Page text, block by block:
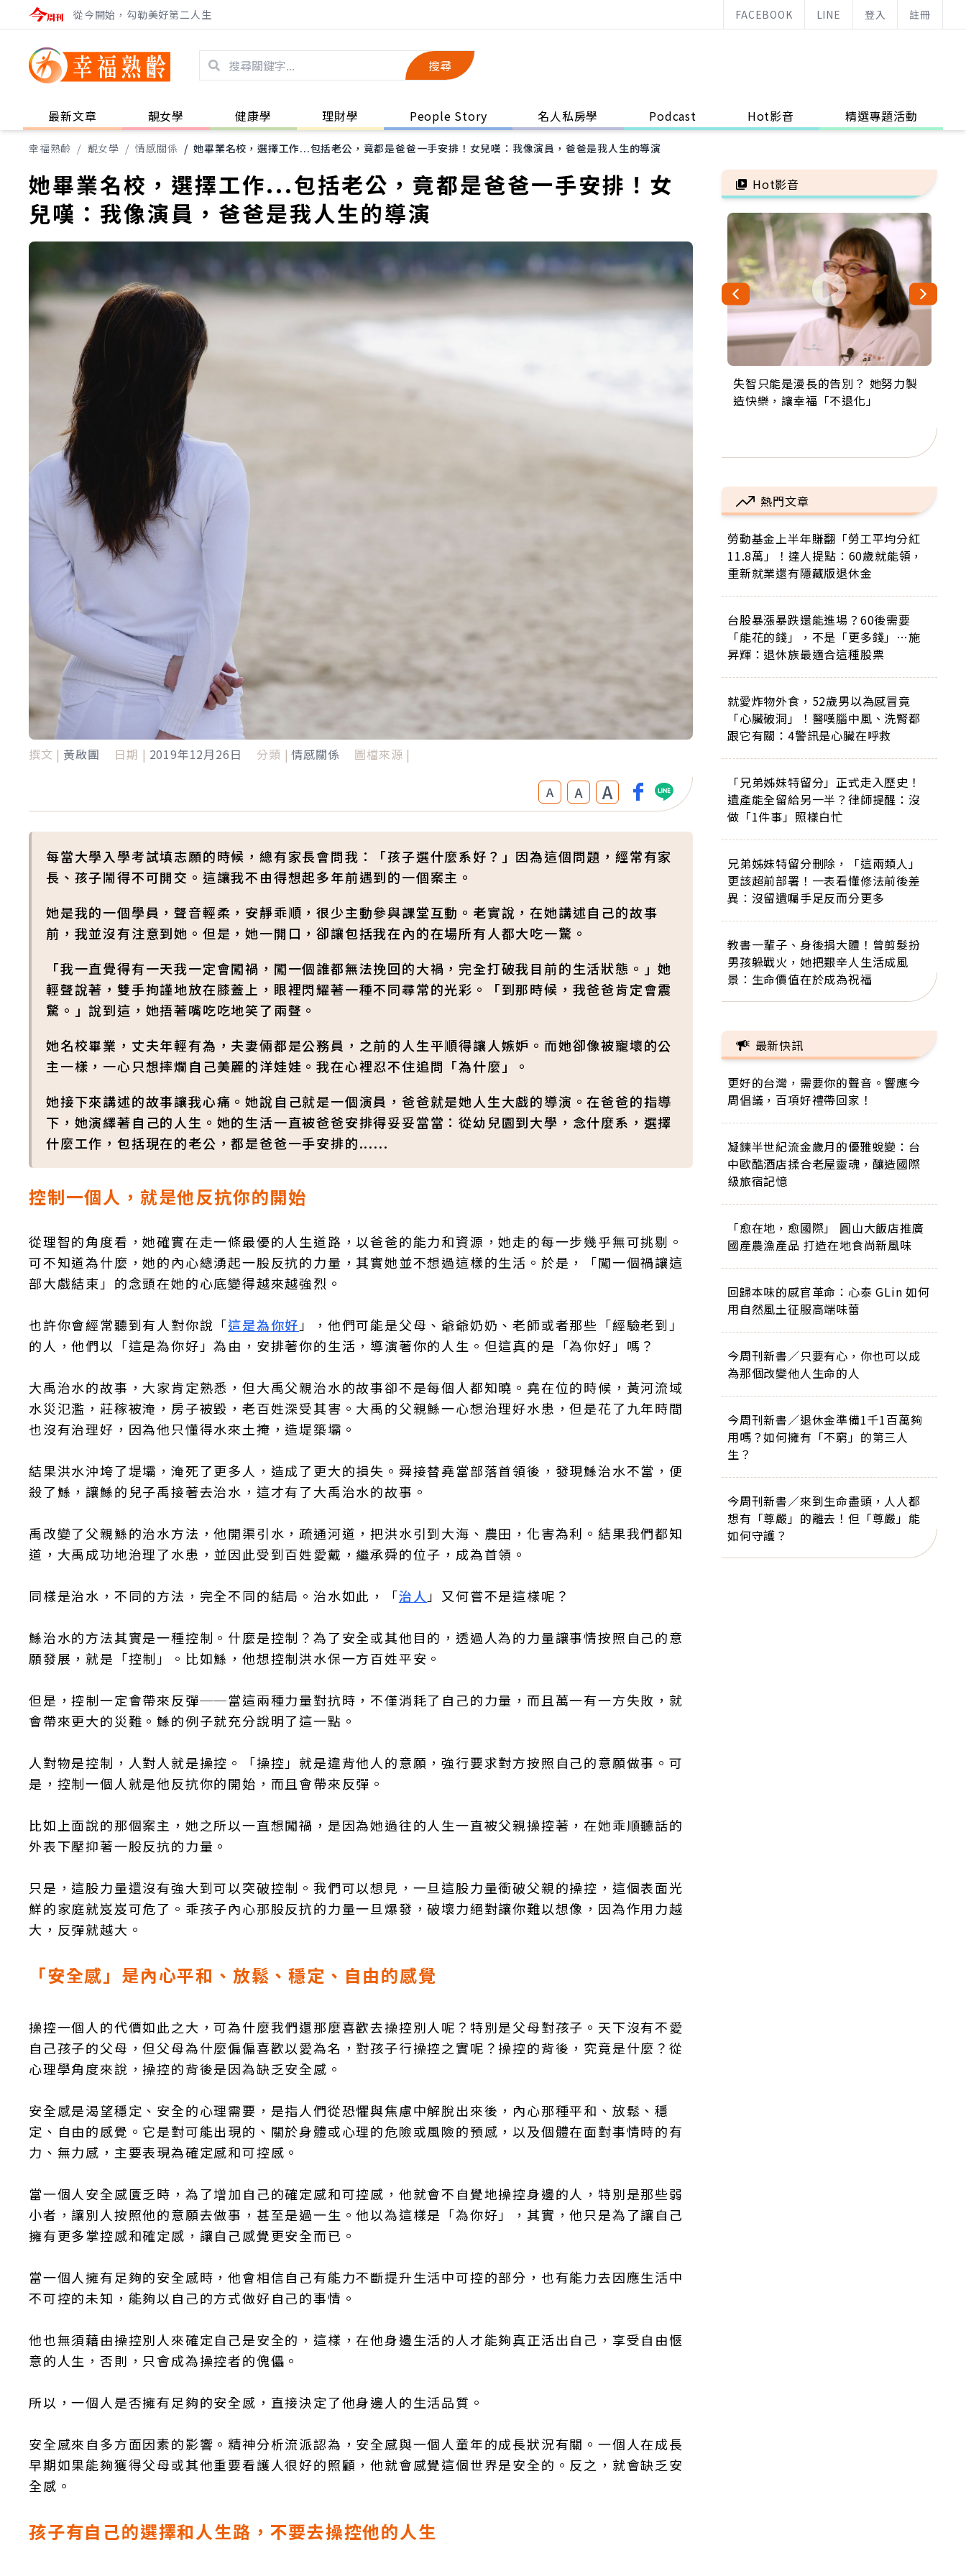
從今開始，勾勒美好第二人生 FACEBOOK LINE 登入 註冊
搜尋
最新文章 靚女學 健康學 理財學 People Story 名人私房學 Podcast Hot影音 精選專題活動
幸福熟齡 / 靚女學 / 情感關係 / 她畢業名校，選擇工作...包括老公，竟都是爸爸一手安排！女兒嘆：我像演員，爸爸是我人生的導演
她畢業名校，選擇工作...包括老公，竟都是爸爸一手安排！女
兒嘆：我像演員，爸爸是我人生的導演
撰文 | 黃啟團 日期 | 2019年12月26日 分類 | 情感關係 圖檔來源 |
A A A
每當大學入學考試填志願的時候，總有家長會問我：「孩子選什麼系好？」因為這個問題，經常有家
長、孩子鬧得不可開交。這讓我不由得想起多年前遇到的一個案主。
她是我的一個學員，聲音輕柔，安靜乖順，很少主動參與課堂互動。老實說，在她講述自己的故事
前，我並沒有注意到她。但是，她一開口，卻讓包括我在內的在場所有人都大吃一驚。
「我一直覺得有一天我一定會闖禍，闖一個誰都無法挽回的大禍，完全打破我目前的生活狀態。」她
輕聲說著，雙手拘謹地放在膝蓋上，眼裡閃耀著一種不同尋常的光彩。「到那時候，我爸爸肯定會震
驚。」說到這，她捂著嘴吃吃地笑了兩聲。
她名校畢業，丈夫年輕有為，夫妻倆都是公務員，之前的人生平順得讓人嫉妒。而她卻像被寵壞的公
主一樣，一心只想摔爛自己美麗的洋娃娃。我在心裡忍不住追問「為什麼」。
她接下來講述的故事讓我心痛。她說自己就是一個演員，爸爸就是她人生大戲的導演。在爸爸的指導
下，她演繹著自己的人生。她的生活一直被爸爸安排得妥妥當當：從幼兒園到大學，念什麼系，選擇
什麼工作，包括現在的老公，都是爸爸一手安排的......
控制一個人，就是他反抗你的開始
從理智的角度看，她確實在走一條最優的人生道路，以爸爸的能力和資源，她走的每一步幾乎無可挑剔。
可不知道為什麼，她的內心總湧起一股反抗的力量，其實她並不想過這樣的生活。於是，「闖一個禍讓這
部大戲結束」的念頭在她的心底變得越來越強烈。
也許你會經常聽到有人對你說「這是為你好 」，他們可能是父母、爺爺奶奶、老師或者那些「經驗老到」
的人，他們以「這是為你好」為由，安排著你的生活，導演著你的人生。但這真的是「為你好」嗎？
大禹治水的故事，大家肯定熟悉，但大禹父親治水的故事卻不是每個人都知曉。堯在位的時候，黃河流域
水災氾濫，莊稼被淹，房子被毀，老百姓深受其害。大禹的父親鯀一心想治理好水患，但是花了九年時間
也沒有治理好，因為他只懂得水來土掩，造堤築壩。
結果洪水沖垮了堤壩，淹死了更多人，造成了更大的損失。舜接替堯當部落首領後，發現鯀治水不當，便
殺了鯀，讓鯀的兒子禹接著去治水，這才有了大禹治水的故事。
禹改變了父親鯀的治水方法，他開渠引水，疏通河道，把洪水引到大海、農田，化害為利。結果我們都知
道，大禹成功地治理了水患，並因此受到百姓愛戴，繼承舜的位子，成為首領。
同樣是治水，不同的方法，完全不同的結局。治水如此，「治人 」又何嘗不是這樣呢？
鯀治水的方法其實是一種控制。什麼是控制？為了安全或其他目的，透過人為的力量讓事情按照自己的意
願發展，就是「控制」。比如鯀，他想控制洪水保一方百姓平安。
但是，控制一定會帶來反彈──當這兩種力量對抗時，不僅消耗了自己的力量，而且萬一有一方失敗，就
會帶來更大的災難。鯀的例子就充分說明了這一點。
人對物是控制，人對人就是操控。「操控」就是違背他人的意願，強行要求對方按照自己的意願做事。可
是，控制一個人就是他反抗你的開始，而且會帶來反彈。
比如上面說的那個案主，她之所以一直想闖禍，是因為她過往的人生一直被父親操控著，在她乖順聽話的
外表下壓抑著一股反抗的力量。
只是，這股力量還沒有強大到可以突破控制。我們可以想見，一旦這股力量衝破父親的操控，這個表面光
鮮的家庭就岌岌可危了。乖孩子內心那股反抗的力量一旦爆發，破壞力絕對讓你難以想像，因為作用力越
大，反彈就越大。
「安全感」是內心平和、放鬆、穩定、自由的感覺
操控一個人的代價如此之大，可為什麼我們還那麼喜歡去操控別人呢？特別是父母對孩子。天下沒有不愛
自己孩子的父母，但父母為什麼偏偏喜歡以愛為名，對孩子行操控之實呢？操控的背後，究竟是什麼？從
心理學角度來說，操控的背後是因為缺乏安全感。
安全感是渴望穩定、安全的心理需要，是指人們從恐懼與焦慮中解脫出來後，內心那種平和、放鬆、穩
定、自由的感覺。它是對可能出現的、關於身體或心理的危險或風險的預感，以及個體在面對事情時的有
力、無力感，主要表現為確定感和可控感。
當一個人安全感匱乏時，為了增加自己的確定感和可控感，他就會不自覺地操控身邊的人，特別是那些弱
小者，讓別人按照他的意願去做事，甚至是過一生。他以為這樣是「為你好」，其實，他只是為了讓自己
擁有更多掌控感和確定感，讓自己感覺更安全而已。
當一個人擁有足夠的安全感時，他會相信自己有能力不斷提升生活中可控的部分，也有能力去因應生活中
不可控的未知，能夠以自己的方式做好自己的事情。
他也無須藉由操控別人來確定自己是安全的，這樣，在他身邊生活的人才能夠真正活出自己，享受自由愜
意的人生，否則，只會成為操控者的傀儡。
所以，一個人是否擁有足夠的安全感，直接決定了他身邊人的生活品質。
安全感來自多方面因素的影響。精神分析流派認為，安全感與一個人童年的成長狀況有關。一個人在成長
早期如果能夠獲得父母或其他重要看護人很好的照顧，他就會感覺這個世界是安全的。反之，就會缺乏安
全感。
孩子有自己的選擇和人生路，不要去操控他的人生
Hot影音
失智只能是漫長的告別？ 她努力製
造快樂，讓幸福「不退化」
來自剛果的巧克力神父 為台灣奉獻
36年 「台灣是我的家，我連作夢都
63歲卸矽谷副總、搬回台灣找快
樂！「蛋黃哥小丑」走進安養院，
104歲打破金氏世界紀錄 成為全球
最年長羽球選手，分享長壽的秘密
事業巔峰他選擇追夢…黑手阿伯拉
小提琴還登上小巨蛋！連CNN都大
熱門文章
勞動基金上半年賺翻「勞工平均分紅
11.8萬」！達人提點：60歲就能領，
重新就業還有隱藏版退休金
台股暴漲暴跌還能進場？60後需要
「能花的錢」，不是「更多錢」…施
昇輝：退休族最適合這種股票
就愛炸物外食，52歲男以為感冒竟
「心臟破洞」！醫嘆腦中風、洗腎都
跟它有關：4警訊是心臟在呼救
「兄弟姊妹特留分」正式走入歷史！
遺產能全留給另一半？律師提醒：沒
做「1件事」照樣白忙
兄弟姊妹特留分刪除，「這兩類人」
更該超前部署！一表看懂修法前後差
異：沒留遺囑手足反而分更多
教書一輩子、身後捐大體！曾剪髮扮
男孩躲戰火，她把艱辛人生活成風
景：生命價值在於成為祝福
最新快訊
更好的台灣，需要你的聲音。響應今
周倡議，百項好禮帶回家！
凝鍊半世紀流金歲月的優雅蛻變：台
中歐酷酒店揉合老屋靈魂，釀造國際
級旅宿記憶
「愈在地，愈國際」 圓山大飯店推廣
國產農漁產品 打造在地食尚新風味
回歸本味的感官革命：心泰 GLin 如何
用自然風土征服高端味蕾
今周刊新書／只要有心，你也可以成
為那個改變他人生命的人
今周刊新書／退休金準備1千1百萬夠
用嗎？如何擁有「不窮」的第三人
生？
今周刊新書／來到生命盡頭，人人都
想有「尊嚴」的離去！但「尊嚴」能
如何守護？